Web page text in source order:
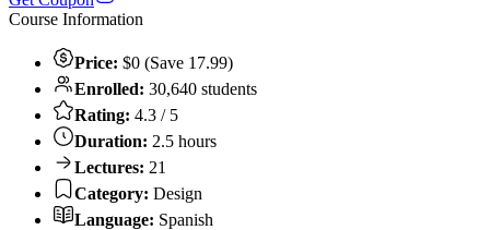
Course Information
Price: $0 (Save 17.99)
Enrolled: 30,640 students
Rating: 4.3 / 5
Duration: 2.5 hours
Lectures: 21
Category: Design
Language: Spanish